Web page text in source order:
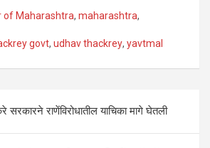
of Maharashtra, maharashtra,
govt, udhav thackrey, yavtmal
सरकारने राणेंविरोधातील याचिका मागे घेतली